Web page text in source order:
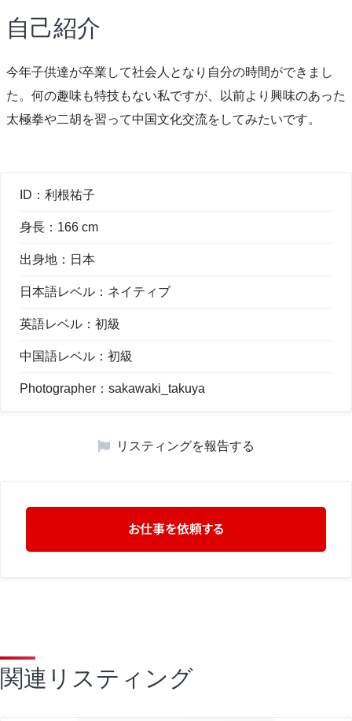
自己紹介
今年子供達が卒業して社会人となり自分の時間ができまし
た。何の趣味も特技もない私ですが、以前より興味のあった
太極拳や二胡を習って中国文化交流をしてみたいです。
ID： 利根祐子
身長： 166 cm
出身地： 日本
日本語レベル： ネイティブ
英語レベル： 初級
中国語レベル： 初級
Photographer： sakawaki_takuya
リスティングを報告する
お仕事を依頼する
関連リスティング